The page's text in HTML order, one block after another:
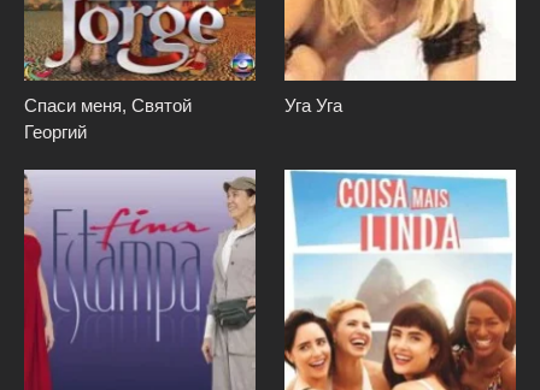
Спаси меня, Святой
Георгий
Уга Уга